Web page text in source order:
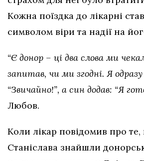
Кожна поїздка до лікарні
символом віри та надії на
“Є донор – ці два слова ми
запитав, чи ми згодні. Я
“Звичайно!”, а син додав: “Я
Любов.
Коли лікар повідомив про
Станіслава знайшли